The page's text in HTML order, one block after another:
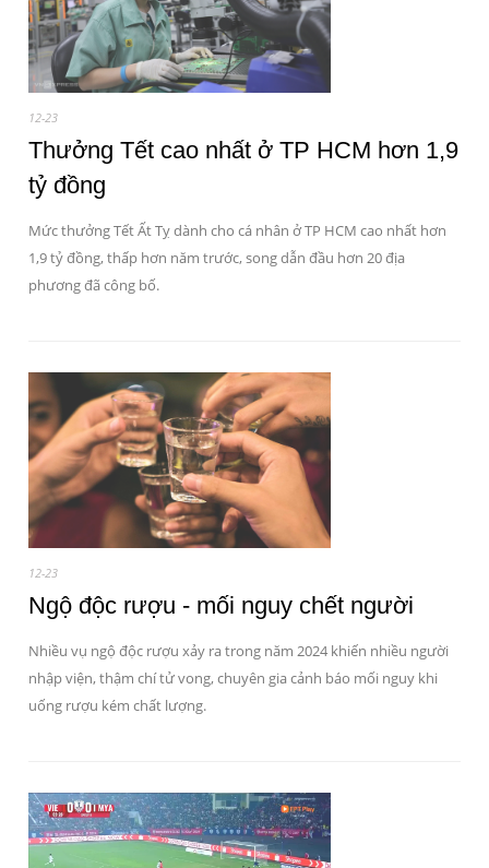
12-23
Thưởng Tết cao nhất ở TP HCM hơn 1,9
tỷ đồng
Mức thưởng Tết Ất Tỵ dành cho cá nhân ở TP HCM cao nhất hơn
1,9 tỷ đồng, thấp hơn năm trước, song dẫn đầu hơn 20 địa
phương đã công bố.
12-23
Ngộ độc rượu - mối nguy chết người
Nhiều vụ ngộ độc rượu xảy ra trong năm 2024 khiến nhiều người
nhập viện, thậm chí tử vong, chuyên gia cảnh báo mối nguy khi
uống rượu kém chất lượng.